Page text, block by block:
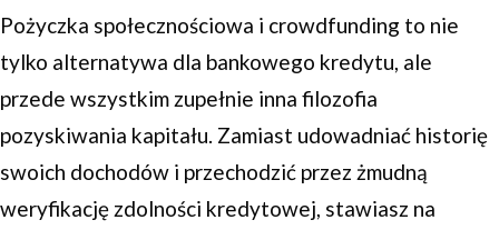
Pożyczka społecznościowa i crowdfunding to nie
tylko alternatywa dla bankowego kredytu, ale
przede wszystkim zupełnie inna filozofia
pozyskiwania kapitału. Zamiast udowadniać historię
swoich dochodów i przechodzić przez żmudną
weryfikację zdolności kredytowej, stawiasz na